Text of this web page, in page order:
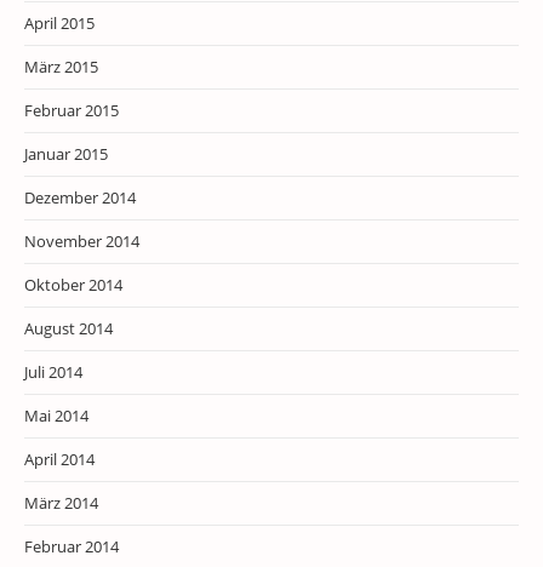
April 2015
März 2015
Februar 2015
Januar 2015
Dezember 2014
November 2014
Oktober 2014
August 2014
Juli 2014
Mai 2014
April 2014
März 2014
Februar 2014